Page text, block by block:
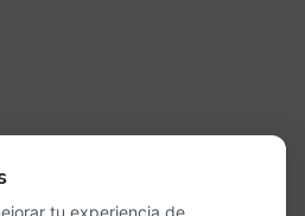
tu experiencia de